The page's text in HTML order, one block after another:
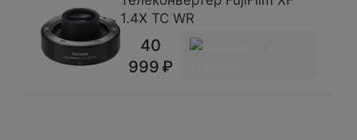
1.4X TC WR
40
999